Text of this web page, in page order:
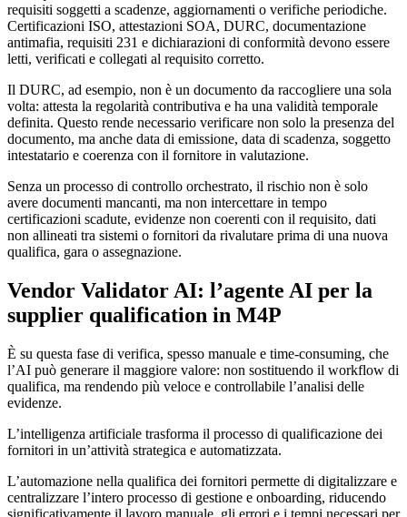
requisiti soggetti a scadenze, aggiornamenti o verifiche periodiche.
Certificazioni ISO, attestazioni SOA, DURC, documentazione
antimafia, requisiti 231 e dichiarazioni di conformità devono essere
letti, verificati e collegati al requisito corretto.
Il DURC, ad esempio, non è un documento da raccogliere una sola
volta: attesta la regolarità contributiva e ha una validità temporale
definita. Questo rende necessario verificare non solo la presenza del
documento, ma anche data di emissione, data di scadenza, soggetto
intestatario e coerenza con il fornitore in valutazione.
Senza un processo di controllo orchestrato, il rischio non è solo
avere documenti mancanti, ma non intercettare in tempo
certificazioni scadute, evidenze non coerenti con il requisito, dati
non allineati tra sistemi o fornitori da rivalutare prima di una nuova
qualifica, gara o assegnazione.
Vendor Validator AI: l’agente AI per la
supplier qualification in M4P
È su questa fase di verifica, spesso manuale e time-consuming, che
l’AI può generare il maggiore valore: non sostituendo il workflow di
qualifica, ma rendendo più veloce e controllabile l’analisi delle
evidenze.
L’intelligenza artificiale trasforma il processo di qualificazione dei
fornitori in un’attività strategica e automatizzata.
L’automazione nella qualifica dei fornitori permette di digitalizzare e
centralizzare l’intero processo di gestione e onboarding, riducendo